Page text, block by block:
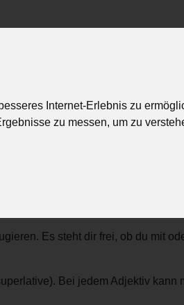
Internet-Erlebnis zu
zu messen, um zu
Französische Verben
Es steht dir frei, ob du mit
Bei jedem Adjektiv